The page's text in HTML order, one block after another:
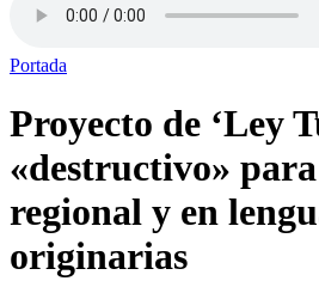
Portada
Proyecto de ‘Ley
«destructivo»
regional y en
originarias